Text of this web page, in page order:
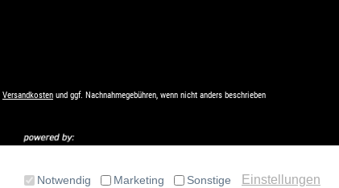
Notwendig Marketing Sonstige Einstellungen
Versandkosten und ggf. Nachnahmegebühren, wenn nicht anders beschrieben